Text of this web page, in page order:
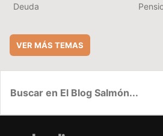
Deuda
VER MÁS TEMAS